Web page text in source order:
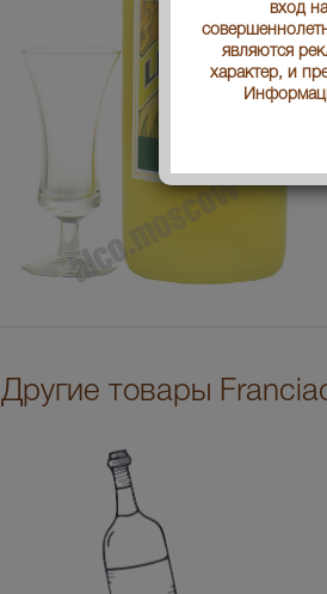
Другие товары
вход
являются
характер, и